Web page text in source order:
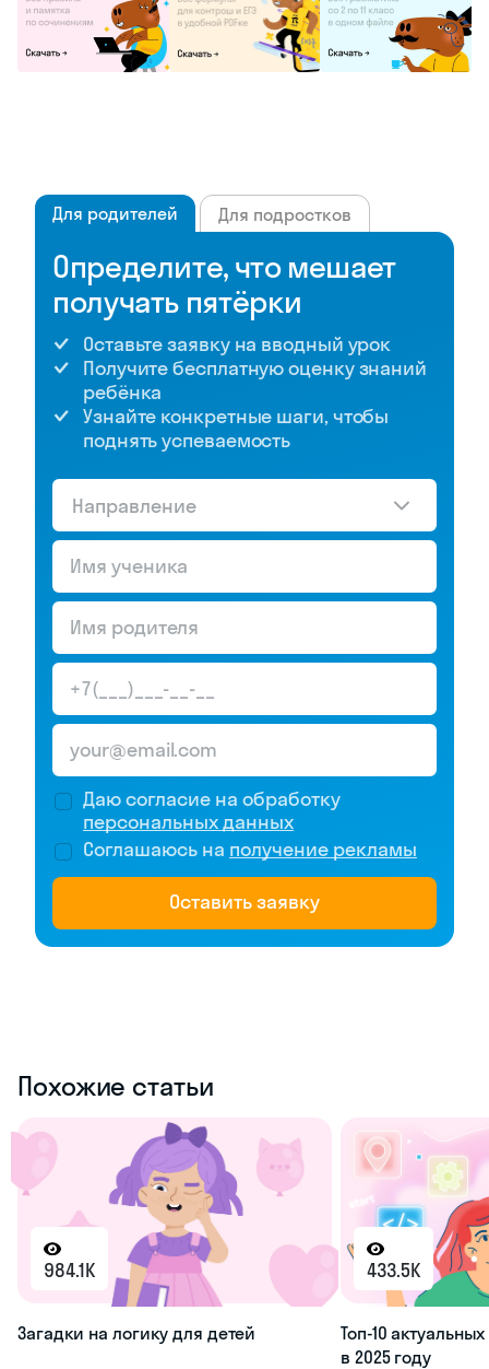
Для родителей Для подростков
Определите, что мешает
получать пятёрки
Оставьте заявку на вводный урок
Получите бесплатную оценку знаний
ребёнка
Узнайте конкретные шаги, чтобы
поднять успеваемость
Направление
Даю согласие на обработку
персональных данных
Соглашаюсь на получение рекламы
Оставить заявку
Похожие статьи
984.1K
Загадки на логику для детей
433.5K
Топ-10
в 2025 году